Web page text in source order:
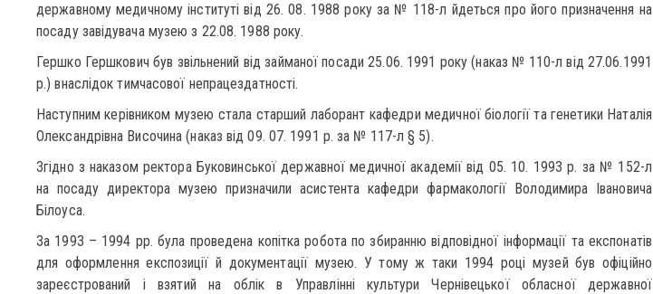
державному медичному інституті від 26. 08. 1988 року за № 118-л йдеться про його призначення на
посаду завідувача музею з 22.08. 1988 року.
Гершко Гершкович був звільнений від займаної посади 25.06. 1991 року (наказ № 110-л від 27.06.1991
р.) внаслідок тимчасової непрацездатності.
Наступним керівником музею стала старший лаборант кафедри медичної біології та генетики Наталія
Олександрівна Височина (наказ від 09. 07. 1991 р. за № 117-л § 5).
Згідно з наказом ректора Буковинської державної медичної академії від 05. 10. 1993 р. за № 152-л
на посаду директора музею призначили асистента кафедри фармакології Володимира Івановича
Білоуса.
За 1993 – 1994 рр. була проведена копітка робота по збиранню відповідної інформації та експонатів
для оформлення експозиції й документації музею. У тому ж таки 1994 році музей був офіційно
зареєстрований і взятий на облік в Управлінні культури Чернівецької обласної державної